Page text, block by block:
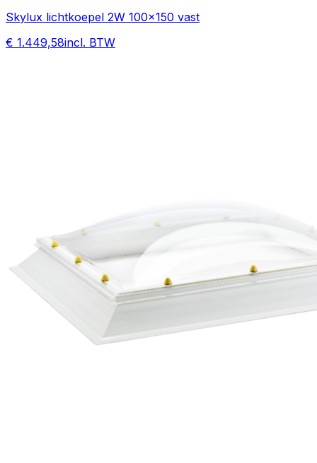
Skylux lichtkoepel 2W 100x150 vast
€ 1.449,58incl. BTW